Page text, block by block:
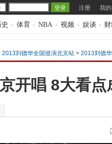
注册 我
史 - 体育 - NBA - 视频 - 娱谈 -
2013刘德华全国巡演北京站 > 2013刘德
开唱 8大看点